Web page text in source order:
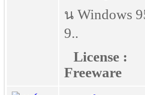
น Windows
9..
License :
Freeware